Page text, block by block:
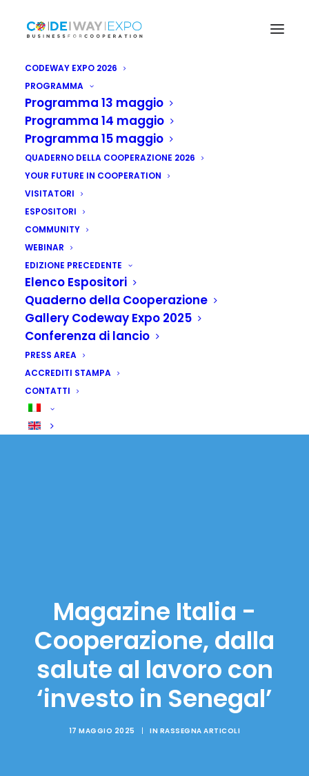
CODEWAY EXPO 2026
PROGRAMMA
Programma 13 maggio
Programma 14 maggio
Programma 15 maggio
QUADERNO DELLA COOPERAZIONE 2026
YOUR FUTURE IN COOPERATION
VISITATORI
ESPOSITORI
COMMUNITY
WEBINAR
EDIZIONE PRECEDENTE
Elenco Espositori
Quaderno della Cooperazione
Gallery Codeway Expo 2025
Conferenza di lancio
PRESS AREA
ACCREDITI STAMPA
CONTATTI
Magazine Italia -
Cooperazione, dalla
salute al lavoro con
‘investo in Senegal’
17 MAGGIO 2025 | IN RASSEGNA ARTICOLI